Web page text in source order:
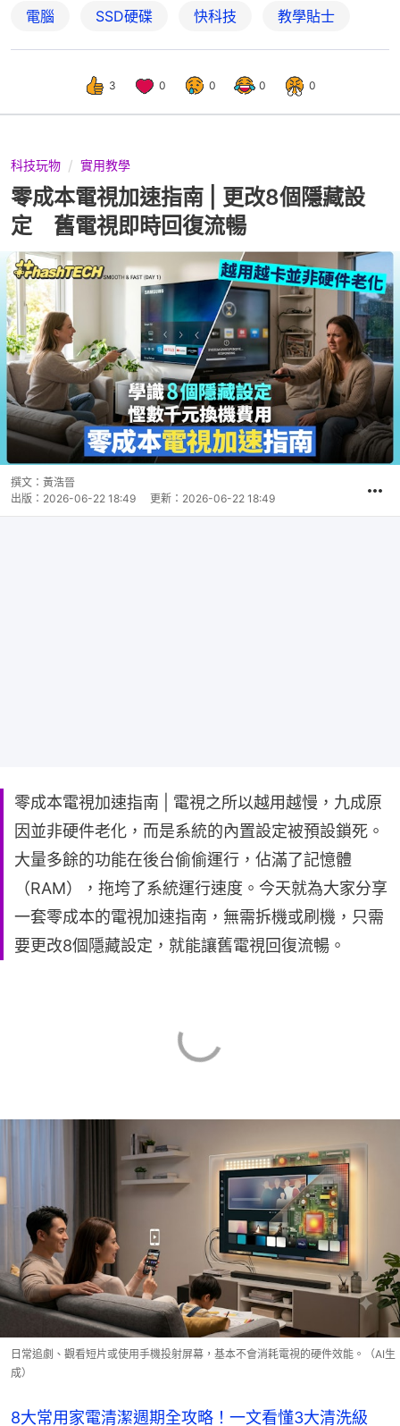
電腦 SSD硬碟 快科技 教學貼士
3 0 0 0 0
科技玩物 實用教學
零成本電視加速指南 | 更改8個隱藏設
定 舊電視即時回復流暢
撰文： 黃浩晉
出版： 2026-06-22 18:49 更新： 2026-06-22 18:49
零成本電視加速指南 | 電視之所以越用越慢，九成原
因並非硬件老化，而是系統的內置設定被預設鎖死。
大量多餘的功能在後台偷偷運行，佔滿了記憶體
（RAM），拖垮了系統運行速度。今天就為大家分享
一套零成本的電視加速指南，無需拆機或刷機，只需
要更改8個隱藏設定，就能讓舊電視回復流暢。
日常追劇、觀看短片或使用手機投射屏幕，基本不會消耗電視的硬件效能。（AI生
成）
8大常用家電清潔週期全攻略！一文看懂3大清洗級